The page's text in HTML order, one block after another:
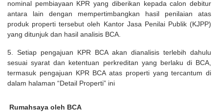
nominal pembiayaan KPR yang diberikan kepada calon debitur
antara lain dengan mempertimbangkan hasil penilaian atas
produk properti tersebut oleh Kantor Jasa Penilai Publik (KJPP)
yang ditunjuk dan hasil analisis BCA.
5. Setiap pengajuan KPR BCA akan dianalisis terlebih dahulu
sesuai syarat dan ketentuan perkreditan yang berlaku di BCA,
termasuk pengajuan KPR BCA atas properti yang tercantum di
dalam halaman “Detail Properti” ini
Rumahsaya oleh BCA